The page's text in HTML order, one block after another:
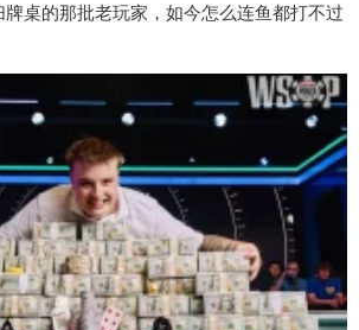
牌桌的那批老玩家，如今怎么连鱼都打不过